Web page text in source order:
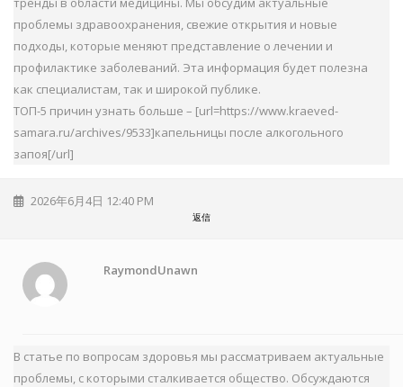
проблемы здравоохранения, свежие открытия и новые
подходы, которые меняют представление о лечении и
профилактике заболеваний. Эта информация будет полезна
как специалистам, так и широкой публике.
ТОП-5 причин узнать больше – [url=https://www.kraeved-
samara.ru/archives/9533]капельницы после алкогольного
запоя[/url]
2026年6月4日 12:40 PM
返信
RaymondUnawn
В статье по вопросам здоровья мы рассматриваем актуальные
проблемы, с которыми сталкивается общество. Обсуждаются